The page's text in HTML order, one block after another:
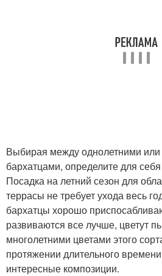
Выбирая между однолетними или
бархатцами, определите для
Посадка на летний сезон для
террасы не требует ухода весь
бархатцы хорошо
развиваются все лучше, цветут
многолетними цветами этого
протяжении длительного
интересные композиции.